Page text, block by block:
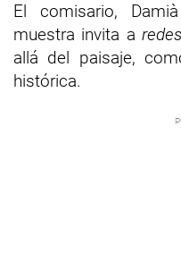
El comisario,
muestra invita a
allá del paisaje,
histórica.